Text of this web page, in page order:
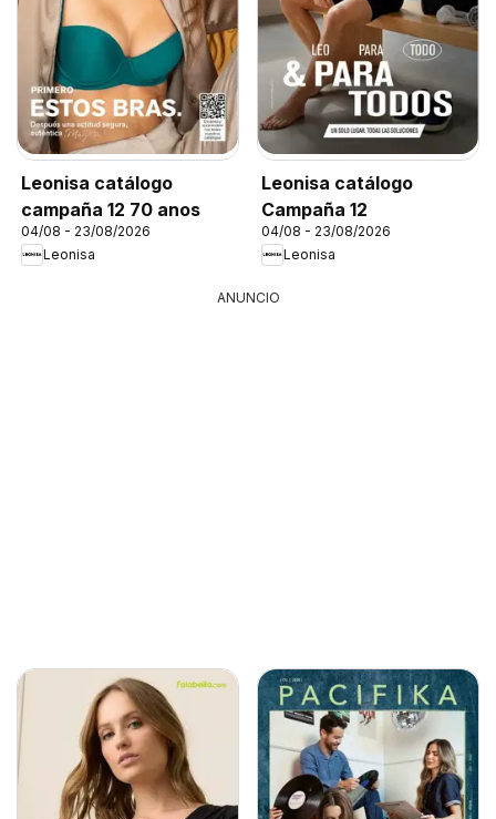
Leonisa catálogo
campaña 12 70 anos
04/08 - 23/08/2026
Leonisa
Leonisa catálogo
Campaña 12
04/08 - 23/08/2026
Leonisa
ANUNCIO